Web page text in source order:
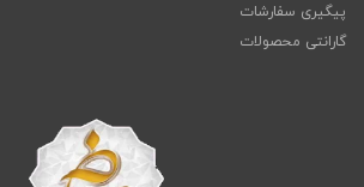
پیگیری سفارشات
گارانتی محصولات